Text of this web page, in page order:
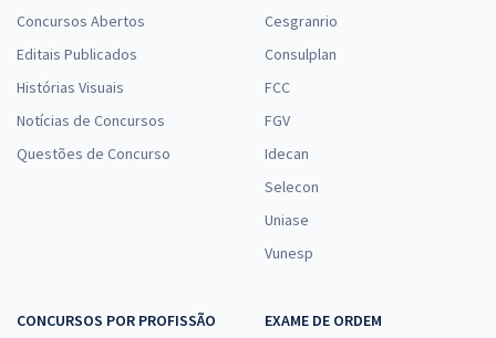
Concursos Abertos
Editais Publicados
Histórias Visuais
Notícias de Concursos
Questões de Concurso
Cesgranrio
Consulplan
FCC
FGV
Idecan
Selecon
Uniase
Vunesp
CONCURSOS POR PROFISSÃO
EXAME DE ORDEM